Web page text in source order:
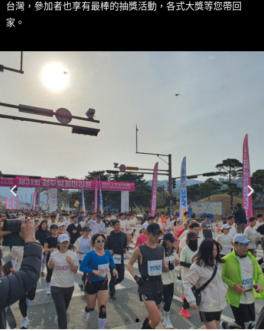
台灣，參加者也享有最棒的抽獎活動，各式大獎等您帶回
家。